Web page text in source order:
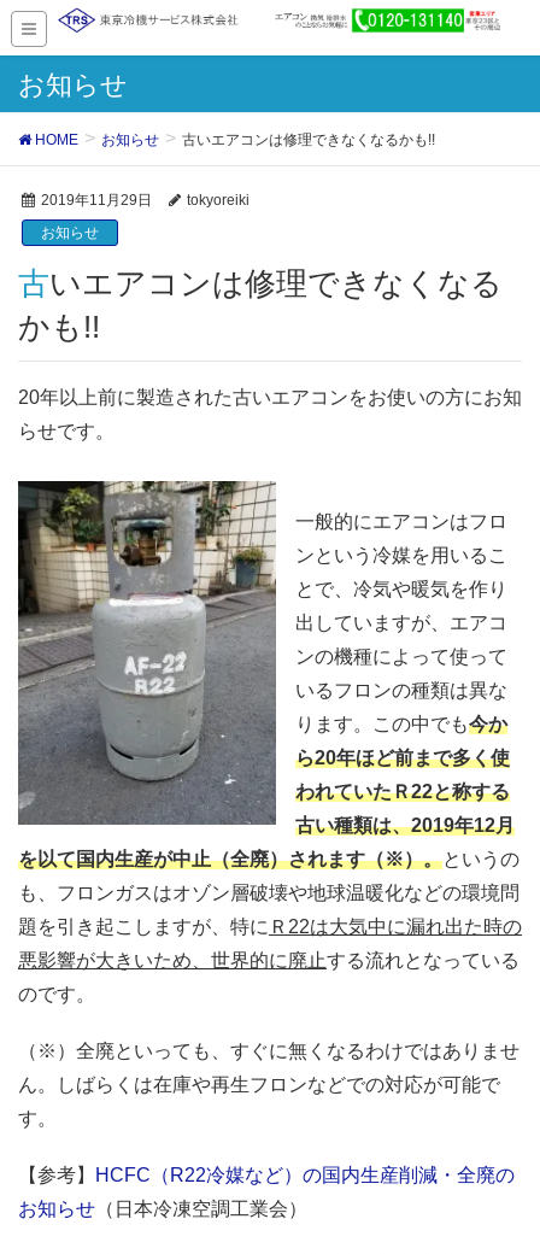
お知らせ
HOME お知らせ 古いエアコンは修理できなくなるかも!!
2019年11月29日
tokyoreiki
お知らせ
古いエアコンは修理できなくなる
かも!!
20年以上前に製造された古いエアコンをお使いの方にお知
らせです。
一般的にエアコンはフロ
ンという冷媒を用いるこ
とで、冷気や暖気を作り
出していますが、エアコ
ンの機種によって使って
いるフロンの種類は異な
ります。この中でも今か
ら20年ほど前まで多く使
われていたＲ22と称する
古い種類は、2019年12月
を以て国内生産が中止（全廃）されます（※）。というの
も、フロンガスはオゾン層破壊や地球温暖化などの環境問
題を引き起こしますが、特に Ｒ22は大気中に漏れ出た時の
悪影響が大きいため、世界的に廃止する流れとなっている
のです。
（※）全廃といっても、すぐに無くなるわけではありませ
ん。しばらくは在庫や再生フロンなどでの対応が可能で
す。
【参考】
HCFC（R22冷媒など）の国内生産削減・全廃の
お知らせ （日本冷凍空調工業会）